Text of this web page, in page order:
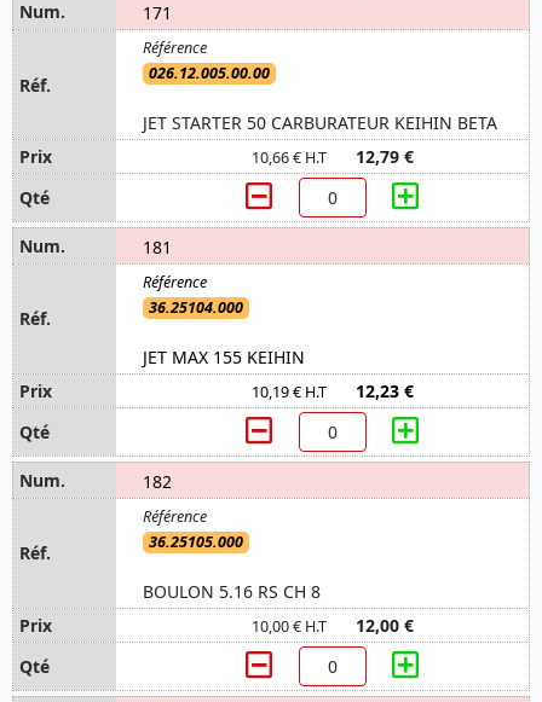
171
026.12.005.00.00
JET STARTER 50 CARBURATEUR KEIHIN BETA
10,66 € H.T 12,79 €
181
36.25104.000
JET MAX 155 KEIHIN
10,19 € H.T 12,23 €
182
36.25105.000
BOULON 5.16 RS CH 8
10,00 € H.T 12,00 €